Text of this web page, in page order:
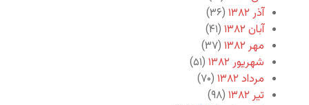
آذر ۱۳۸۲
(۳۶)
آبان ۱۳۸۲
(۴۱)
مهر ۱۳۸۲
(۳۷)
شهریور ۱۳۸۲
(۵۱)
مرداد ۱۳۸۲
(۷۰)
تیر ۱۳۸۲
(۹۸)